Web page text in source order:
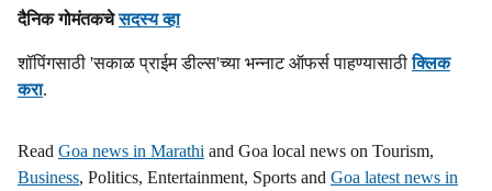
दैनिक गोमंतकचेसदस्य व्हा
शॉपिंगसाठी 'सकाळ प्राईम डील्स'च्या भन्नाट ऑफर्स पाहण्यासाठीक्लिक
करा.
Read Goa news in Marathi and Goa local news on Tourism,
Business, Politics, Entertainment, Sports and Goa latest news in